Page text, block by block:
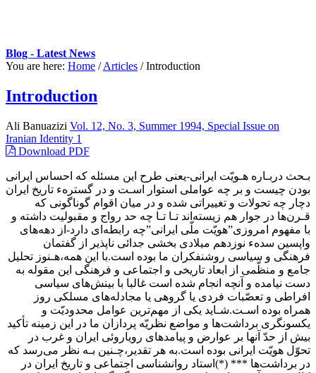
Blog - Latest News
You are here: Home / Articles / Introduction
Introduction
Ali Banuazizi Vol. 12, No. 3, Summer 1994, Special Issue on
Iranian Identity 1
Download PDF
بـحث‌ دربـاره هـویّت ایرانی-یعنی طرح این مسئله که احساس ایرانی
بودن چیست‌ و بر چه عواملی‌ استوار اسـت و در گسترهء تاریخ ایران
دچار چه تحولات و تغییراتی شده و در میان‌ اقوام گوناگونی که
قـرن‌ها‌ در‌ جوار هم زیسته‌اند تـا تـا چه‌ حد رواج و مقبولیت داشته و
با مفهوم امروزی‌”هویّت ملّی ایرانی‌”چه رابطه‌ای‌ دارد-از دهه‌های
واپسین سدهء نوزدهم میلادی بخشی جدائی ناپذیر از گفتمان‌
فرهنگی‌ و سیاسی روشنفکران ما بوده است.با این همه،هـنوز تحلیل
جامع و منظّمی از ابعاد تاریخی و اجتماعی و فرهنگی این مقوله به
دست نیامده و آنچه‌ انجام شده است غالبا با بینش‌های سیاسی
افراطی‌ و تعصّبات‌ فردی یا گروهی‌ یا مجادله‌های مسلکی روز
همراه بوده اسـت.شـاید یکی از مهم‌ترین عوامل‌ محدودیّت و
یکسونگری برداشت‌ها و مواضع نظریّه پردازان ما در این زمینه‌ تأکید
بیش از حدّ آنها‌ بر‌ عوارض و پیامدهای رویاروئی ایران و غرب در
تحوّل‌ هویّت ایرانی بوده است.به هر تقدیر،چـنین بـه نظر می‌رسد که
در برداشت‌ها *** (*)استاد روانشناسی اجتماعی و تاریخ ایران در